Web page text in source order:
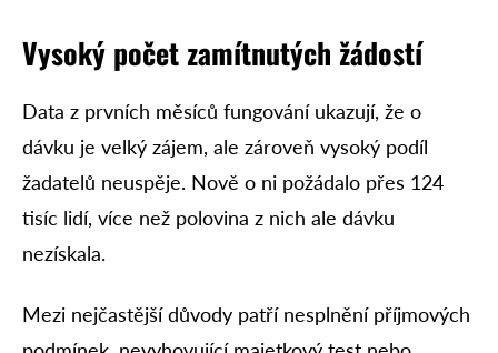
Vysoký počet zamítnutých žádostí
Data z prvních měsíců fungování ukazují, že o
dávku je velký zájem, ale zároveň vysoký podíl
žadatelů neuspěje. Nově o ni požádalo přes 124
tisíc lidí, více než polovina z nich ale dávku
nezískala.
Mezi nejčastější důvody patří nesplnění příjmových